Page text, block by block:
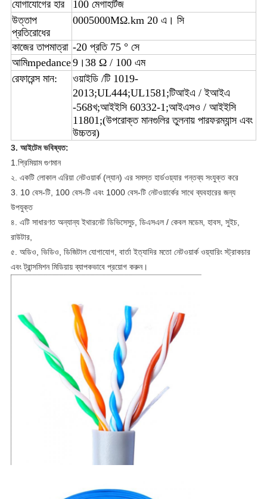
যোগাযোগের হার
100 মেগাহার্টজ
উত্তাপ
প্রতিরোধের
0005000MΩ.km20 এ । সি
কাজের তাপমাত্রা -20প্রতি 75 ° সে
আমিmpedance9। 38 Ω/ 100 এম
রেফারেন্স মান:
ওয়াইডি /টি 1019-
2013;UL444;UL1581;টিআইএ / ইআইএ
-568খ;আইইসি 60332-1;আইএসও / আইইসি
11801;(উপরোক্ত মানগুলির তুলনায় পারফরম্যান্স এবং
উচ্চতর)
3. আইটেম ভবিষ্যত:
1.প্রিমিয়াম গুণমান
২. একটি লোকাল এরিয়া নেটওয়ার্ক (ল্যান) এর সমস্ত হার্ডওয়্যার গন্তব্য সংযুক্ত করে
3. 10 বেস-টি, 100 বেস-টি এবং 1000 বেস-টি নেটওয়ার্কের সাথে ব্যবহারের জন্য
উপযুক্ত
৪. এটি সাধারণত অন্যান্য ইথারনেট ডিভিসেসুচ, ডিএসএল / কেবল মডেম, হাবস, সুইচ,
রাউটার,
৫. অডিও, ভিডিও, ডিজিটাল যোগাযোগ, বার্তা ইত্যাদির মতো নেটওয়ার্ক ওয়্যারিং স্ট্রাকচার
এবং ট্রান্সমিশন মিডিয়ায় ব্যাপকভাবে প্রয়োগ করুন।